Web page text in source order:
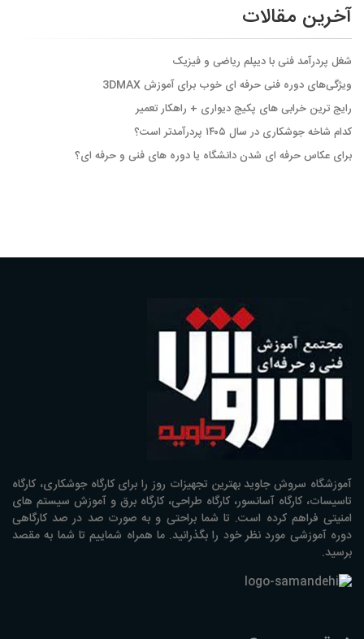
آخرین مقالات
شغل پردرآمد فنی با دیپلم ریاضی و فیزیک
ویژگی‌های دوره فنی حرفه ای خوب برای آموزش 3DMAX
رایج ترین خرابی های پکیج دیواری + راهکار تعمیر
کدام شاخه جوشکاری در سال ۱۴۰۵ پردرآمدتر است؟
برای عکاس حرفه ای شدن دانشگاه یا دوره های فنی و حرفه ای؟َ
آموزشگاه سروش جاوید بهترین تجهیزات روز را برای کارگاه جوشکاری، کارگاه
تاسیسات، کارگاه آسانسور، کارگاه طراحی، کارگاه برق و آموزش سیستم های
امنیتی فراهم کرده است. تا شما براحتی و به صورت صد در صد کارگاهی
دوره آموزشی مورد نظر خود را بگذرانید. ما همراه شماییم تا شما به مقصد
برسید.